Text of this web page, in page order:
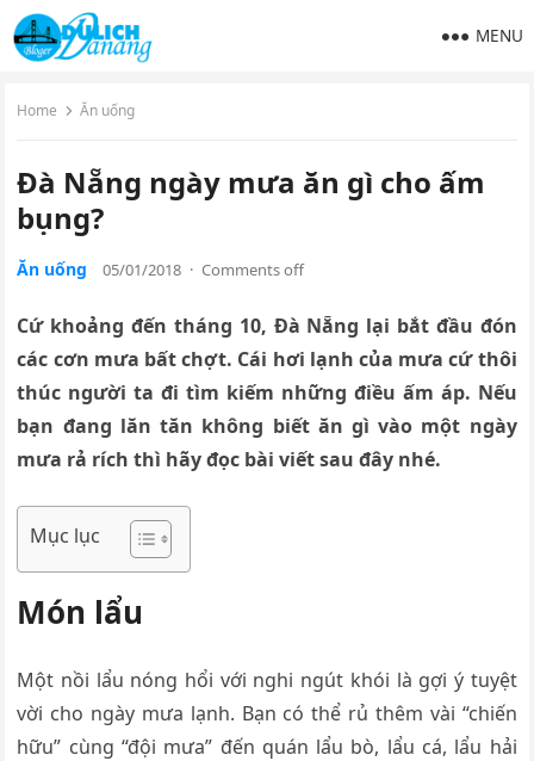
MENU
Home Ăn uống
Đà Nẵng ngày mưa ăn gì cho ấm
bụng?
Ăn uống 05/01/2018 · Comments off
Cứ khoảng đến tháng 10, Đà Nẵng lại bắt đầu đón
các cơn mưa bất chợt. Cái hơi lạnh của mưa cứ thôi
thúc người ta đi tìm kiếm những điều ấm áp. Nếu
bạn đang lăn tăn không biết ăn gì vào một ngày
mưa rả rích thì hãy đọc bài viết sau đây nhé.
Mục lục
Món lẩu
Một nồi lẩu nóng hổi với nghi ngút khói là gợi ý tuyệt
vời cho ngày mưa lạnh. Bạn có thể rủ thêm vài “chiến
hữu” cùng “đội mưa” đến quán lẩu bò, lẩu cá, lẩu hải